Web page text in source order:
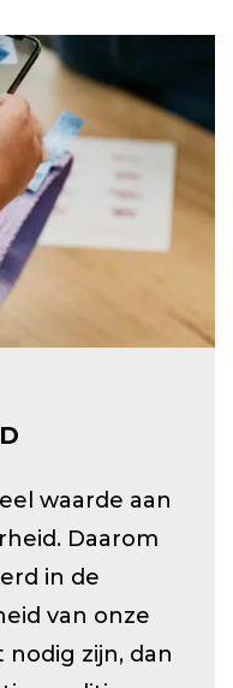
waarde aan
Daarom
in de
van onze
zijn, dan